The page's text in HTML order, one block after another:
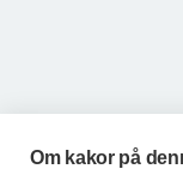
Om kakor på